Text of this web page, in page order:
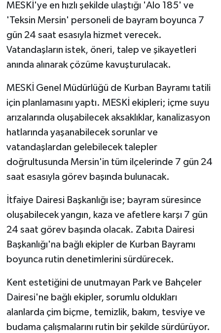
MESKİ'ye en hızlı şekilde ulaştığı 'Alo 185' ve
'Teksin Mersin' personeli de bayram boyunca 7
gün 24 saat esasıyla hizmet verecek.
Vatandaşların istek, öneri, talep ve şikayetleri
anında alınarak çözüme kavuşturulacak.
MESKİ Genel Müdürlüğü de Kurban Bayramı tatili
için planlamasını yaptı. MESKİ ekipleri; içme suyu
arızalarında oluşabilecek aksaklıklar, kanalizasyon
hatlarında yaşanabilecek sorunlar ve
vatandaşlardan gelebilecek talepler
doğrultusunda Mersin'in tüm ilçelerinde 7 gün 24
saat esasıyla görev başında bulunacak.
İtfaiye Dairesi Başkanlığı ise; bayram süresince
oluşabilecek yangın, kaza ve afetlere karşı 7 gün
24 saat görev başında olacak. Zabıta Dairesi
Başkanlığı'na bağlı ekipler de Kurban Bayramı
boyunca rutin denetimlerini sürdürecek.
Kent estetiğini de unutmayan Park ve Bahçeler
Dairesi'ne bağlı ekipler, sorumlu oldukları
alanlarda çim biçme, temizlik, bakım, tesviye ve
budama çalışmalarını rutin bir şekilde sürdürüyor.